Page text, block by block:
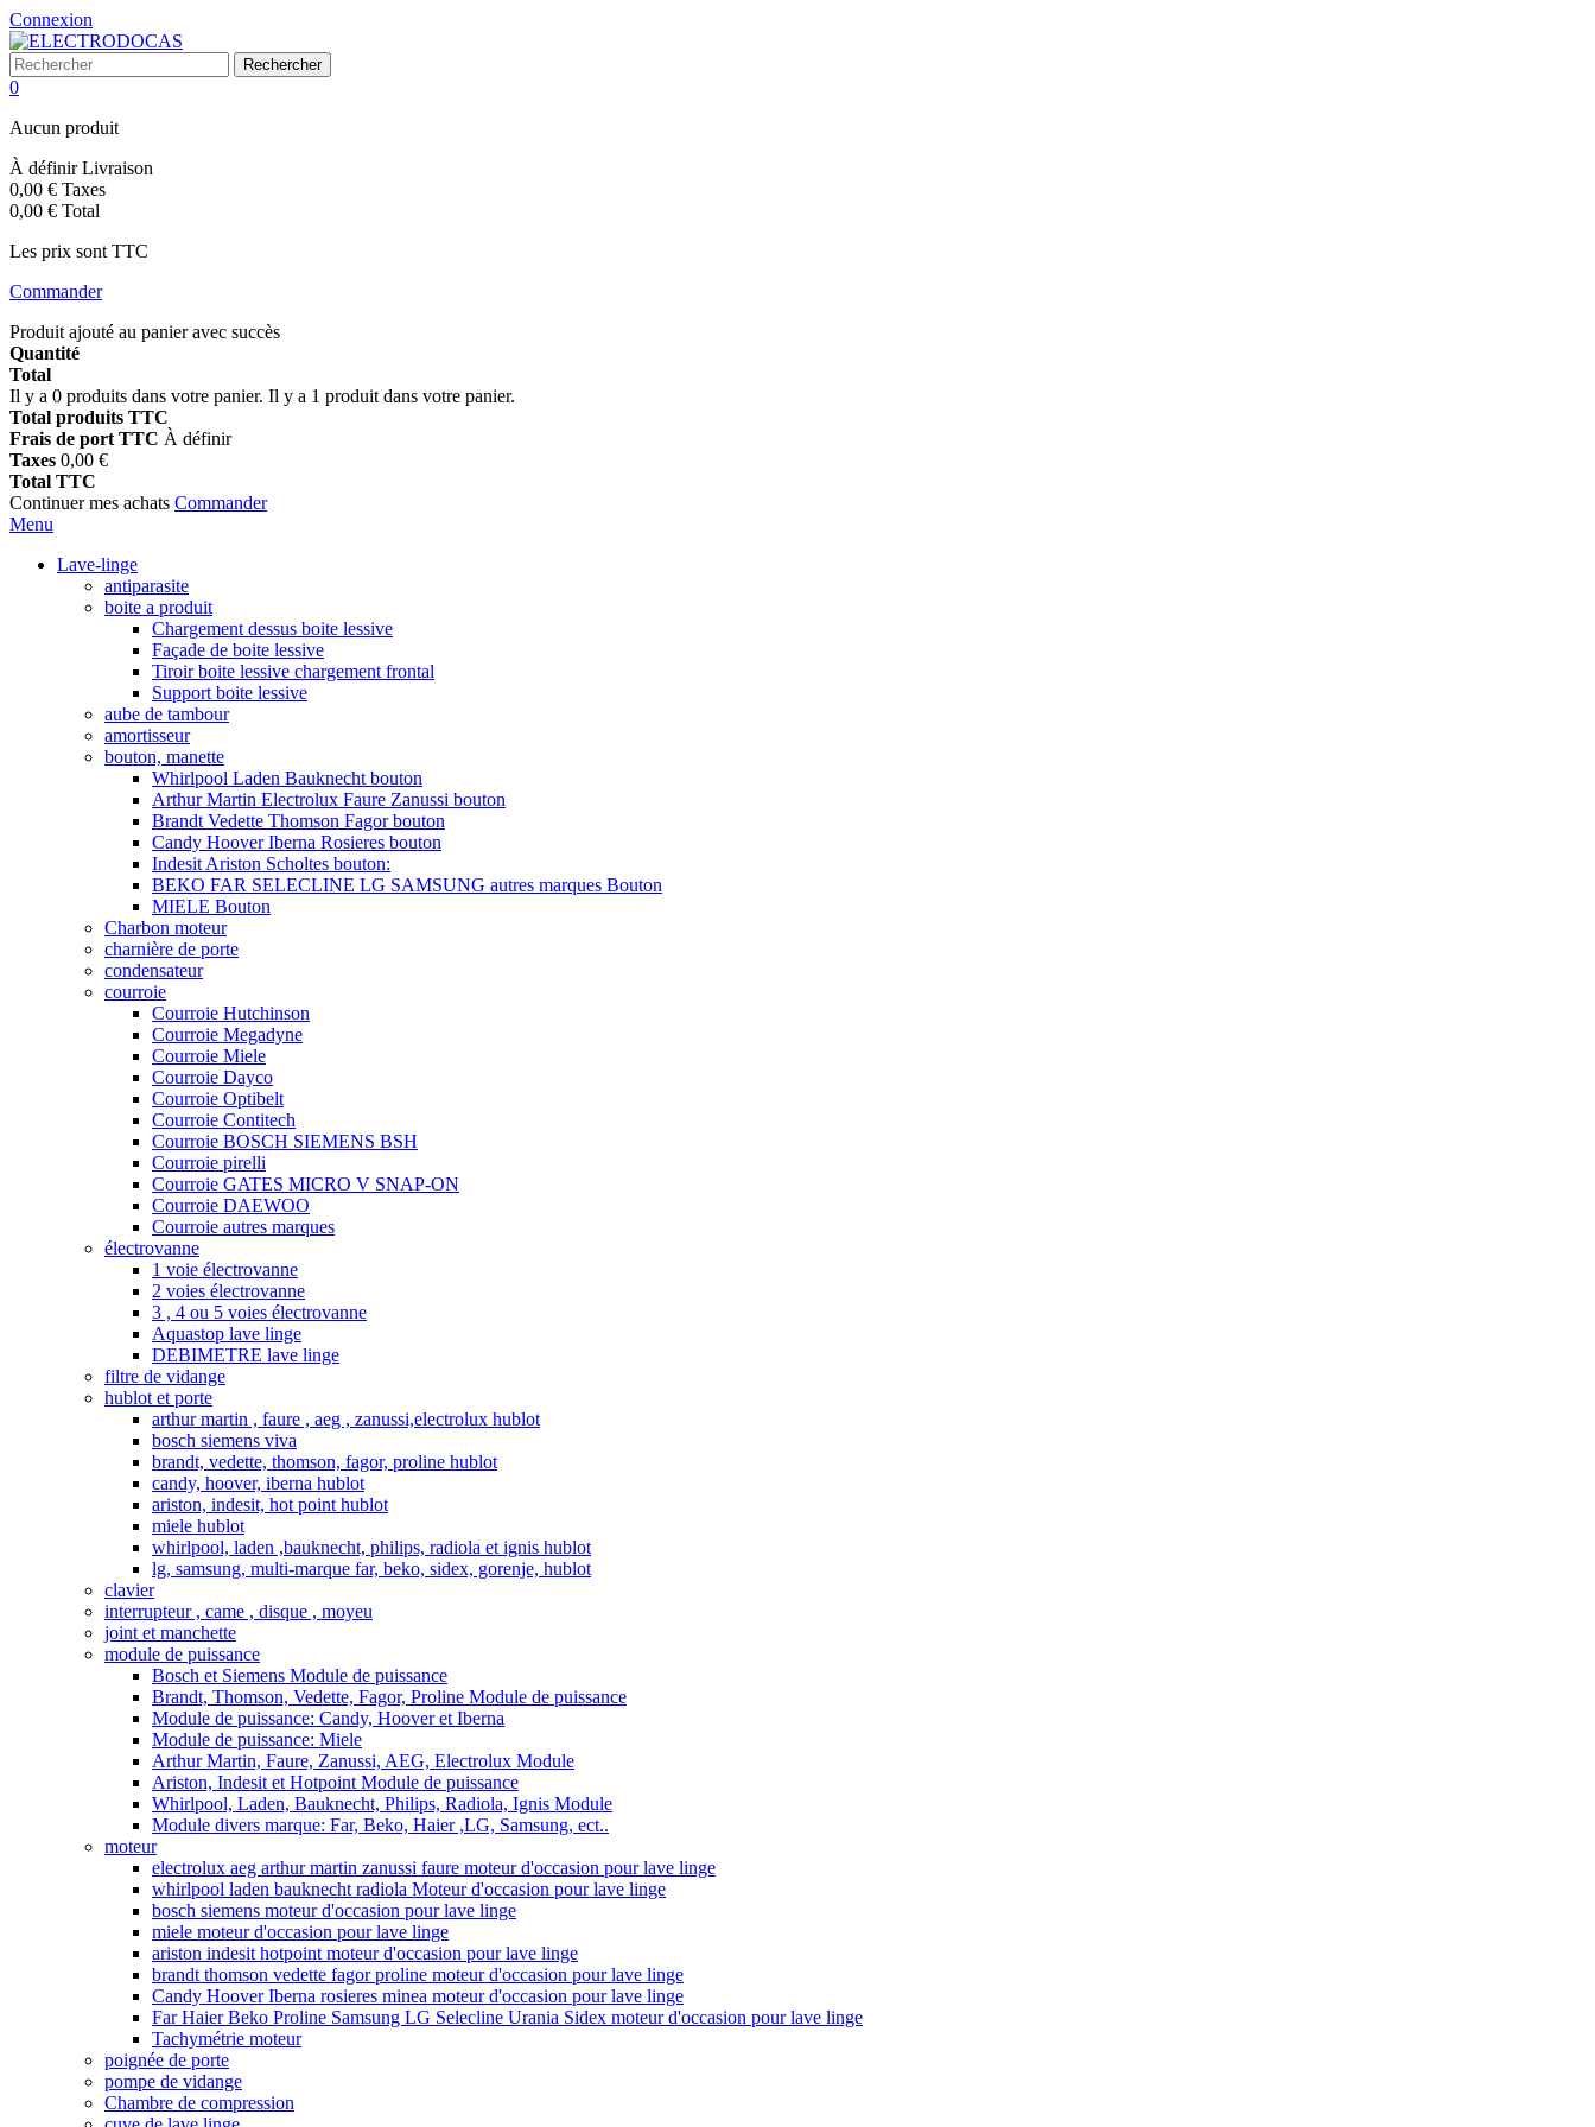
Connexion
Rechercher
0
Aucun produit
À définirLivraison
0,00 € Taxes
0,00 € Total
Les prix sont TTC
Commander
Produit ajouté au panier avec succès
Quantité
Total
Il y a 0 produits dans votre panier. Il y a 1 produit dans votre panier.
Total produits TTC
Frais de port TTC À définir
Taxes 0,00 €
Total TTC
Continuer mes achats Commander
Menu
Lave-linge
antiparasite
boite a produit
Chargement dessus boite lessive
Façade de boite lessive
Tiroir boite lessive chargement frontal
Support boite lessive
aube de tambour
amortisseur
bouton, manette
Whirlpool Laden Bauknecht bouton
Arthur Martin Electrolux Faure Zanussi bouton
Brandt Vedette Thomson Fagor bouton
Candy Hoover Iberna Rosieres bouton
Indesit Ariston Scholtes bouton:
BEKO FAR SELECLINE LG SAMSUNG autres marques Bouton
MIELE Bouton
Charbon moteur
charnière de porte
condensateur
courroie
Courroie Hutchinson
Courroie Megadyne
Courroie Miele
Courroie Dayco
Courroie Optibelt
Courroie Contitech
Courroie BOSCH SIEMENS BSH
Courroie pirelli
Courroie GATES MICRO V SNAP-ON
Courroie DAEWOO
Courroie autres marques
électrovanne
1 voie électrovanne
2 voies électrovanne
3 , 4 ou 5 voies électrovanne
Aquastop lave linge
DEBIMETRE lave linge
filtre de vidange
hublot et porte
arthur martin , faure , aeg , zanussi,electrolux hublot
bosch siemens viva
brandt, vedette, thomson, fagor, proline hublot
candy, hoover, iberna hublot
ariston, indesit, hot point hublot
miele hublot
whirlpool, laden ,bauknecht, philips, radiola et ignis hublot
lg, samsung, multi-marque far, beko, sidex, gorenje, hublot
clavier
interrupteur , came , disque , moyeu
joint et manchette
module de puissance
Bosch et Siemens Module de puissance
Brandt, Thomson, Vedette, Fagor, Proline Module de puissance
Module de puissance: Candy, Hoover et Iberna
Module de puissance: Miele
Arthur Martin, Faure, Zanussi, AEG, Electrolux Module
Ariston, Indesit et Hotpoint Module de puissance
Whirlpool, Laden, Bauknecht, Philips, Radiola, Ignis Module
Module divers marque: Far, Beko, Haier ,LG, Samsung, ect..
moteur
electrolux aeg arthur martin zanussi faure moteur d'occasion pour lave linge
whirlpool laden bauknecht radiola Moteur d'occasion pour lave linge
bosch siemens moteur d'occasion pour lave linge
miele moteur d'occasion pour lave linge
ariston indesit hotpoint moteur d'occasion pour lave linge
brandt thomson vedette fagor proline moteur d'occasion pour lave linge
Candy Hoover Iberna rosieres minea moteur d'occasion pour lave linge
Far Haier Beko Proline Samsung LG Selecline Urania Sidex moteur d'occasion pour lave linge
Tachymétrie moteur
poignée de porte
pompe de vidange
Chambre de compression